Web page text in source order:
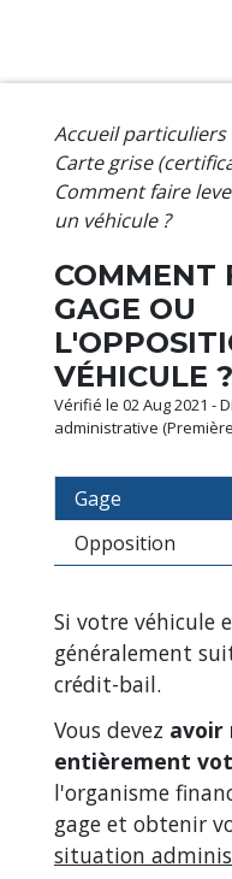
Accueil particuliers
Carte grise
Comment faire
un véhicule ?
COMMENT
GAGE OU
VÉHICULE ?
Vérifié le 02 Aug 2021 -
administrative
Gage
Opposition
Si votre véhicule
généralement
crédit-bail.
Vous devez avoir
entièrement
l'organisme
gage et obtenir
situation